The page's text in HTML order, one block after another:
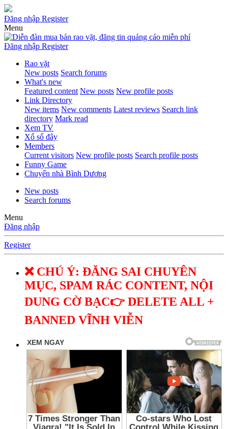
Đăng nhập Register
Menu
Đăng nhập Register
Rao vặt
New posts Search forums
What's new
Featured content New posts New profile posts
Link Directory
New items New comments Latest reviews Search link
directory Mark read
Xem TV
Xổ số đây
Members
Current visitors New profile posts Search profile posts
Funny Game
Chuyển nhà Bình Dương
New posts
Search forums
Menu
Đăng nhập
Register
❌ CHÚ Ý: ĐĂNG SAI CHUYÊN
MỤC, SPAM RÁC CONTENT, NỘI
DUNG CỜ BẠC👉 DELETE ALL +
BANNED VĨNH VIỄN